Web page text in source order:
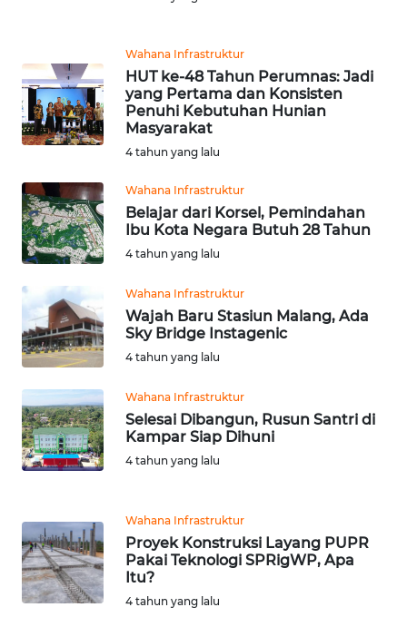
Wahana Infrastruktur
HUT ke-48 Tahun Perumnas: Jadi
yang Pertama dan Konsisten
Penuhi Kebutuhan Hunian
Masyarakat
4 tahun yang lalu
Wahana Infrastruktur
Belajar dari Korsel, Pemindahan
Ibu Kota Negara Butuh 28 Tahun
4 tahun yang lalu
Wahana Infrastruktur
Wajah Baru Stasiun Malang, Ada
Sky Bridge Instagenic
4 tahun yang lalu
Wahana Infrastruktur
Selesai Dibangun, Rusun Santri di
Kampar Siap Dihuni
4 tahun yang lalu
Wahana Infrastruktur
Proyek Konstruksi Layang PUPR
Pakai Teknologi SPRigWP, Apa
Itu?
4 tahun yang lalu
WN
WN
BENGKULU
WN
WN
JATENG
NUSANTARA
WN
JOGJA
WN
JATIM
WN
WN
KALBAR
WN